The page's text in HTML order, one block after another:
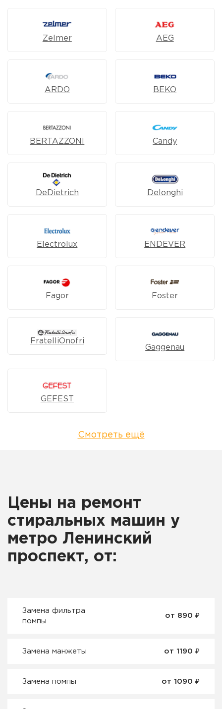
Zelmer AEG
ARDO BEKO
BERTAZZONI Candy
DeDietrich Delonghi
Electrolux ENDEVER
Fagor Foster
FratelliOnofri
Gaggenau
GEFEST
Смотреть ещё
Цены на ремонт
стиральных машин у
метро Ленинский
проспект, от:
Замена фильтра
помпы
от 890 ₽
Замена манжеты от 1190 ₽
Замена помпы от 1090 ₽